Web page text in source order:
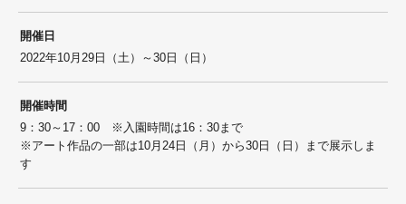
開催日
2022年10月29日（土）～30日（日）
開催時間
9：30～17：00 ※入園時間は16：30まで
※アート作品の一部は10月24日（月）から30日（日）まで展示しま
す